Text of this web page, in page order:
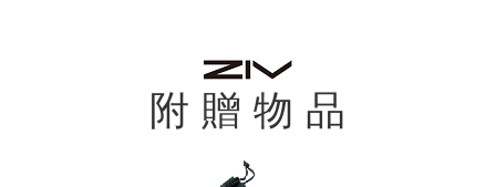
附 贈 物 品